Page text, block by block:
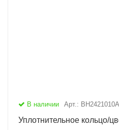
В наличии Арт.: BH2421010A
Уплотнительное кольцо/